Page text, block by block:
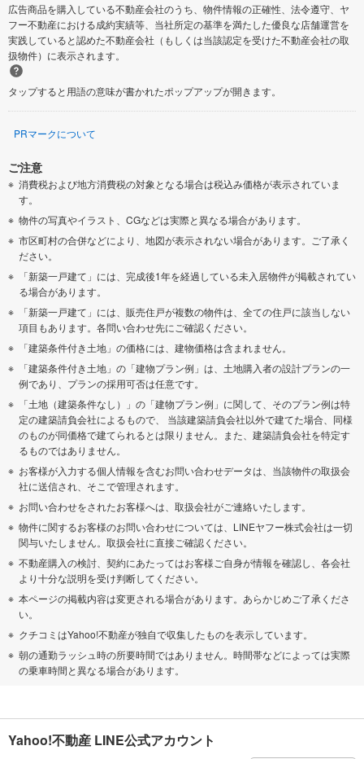
広告商品を購入している不動産会社のうち、物件情報の正確性、法令遵守、ヤ
フー不動産における成約実績等、当社所定の基準を満たした優良な店舗運営を
実践していると認めた不動産会社（もしくは当該認定を受けた不動産会社の取
扱物件）に表示されます。
タップすると用語の意味が書かれたポップアップが開きます。
PRマークについて
ご注意
消費税および地方消費税の対象となる場合は税込み価格が表示されていま
す。
物件の写真やイラスト、CGなどは実際と異なる場合があります。
市区町村の合併などにより、地図が表示されない場合があります。ご了承く
ださい。
「新築一戸建て」には、完成後1年を経過している未入居物件が掲載されてい
る場合があります。
「新築一戸建て」には、販売住戸が複数の物件は、全ての住戸に該当しない
項目もあります。各問い合わせ先にご確認ください。
「建築条件付き土地」の価格には、建物価格は含まれません。
「建築条件付き土地」の「建物プラン例」は、土地購入者の設計プランの一
例であり、プランの採用可否は任意です。
「土地（建築条件なし）」の「建物プラン例」に関して、そのプラン例は特
定の建築請負会社によるもので、 当該建築請負会社以外で建てた場合、同様
のものが同価格で建てられるとは限りません。また、建築請負会社を特定す
るものではありません。
お客様が入力する個人情報を含むお問い合わせデータは、当該物件の取扱会
社に送信され、そこで管理されます。
お問い合わせをされたお客様へは、取扱会社がご連絡いたします。
物件に関するお客様のお問い合わせについては、LINEヤフー株式会社は一切
関与いたしません。取扱会社に直接ご確認ください。
不動産購入の検討、契約にあたってはお客様ご自身が情報を確認し、各会社
より十分な説明を受け判断してください。
本ページの掲載内容は変更される場合があります。あらかじめご了承くださ
い。
クチコミはYahoo!不動産が独自で収集したものを表示しています。
朝の通勤ラッシュ時の所要時間ではありません。時間帯などによっては実際
の乗車時間と異なる場合があります。
Yahoo!不動産 LINE公式アカウント